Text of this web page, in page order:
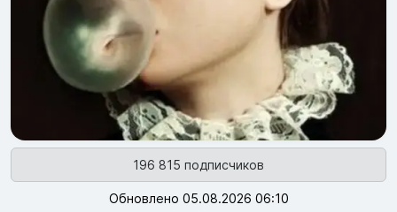
196 815 подписчиков
Обновлено 05.08.2026 06:10